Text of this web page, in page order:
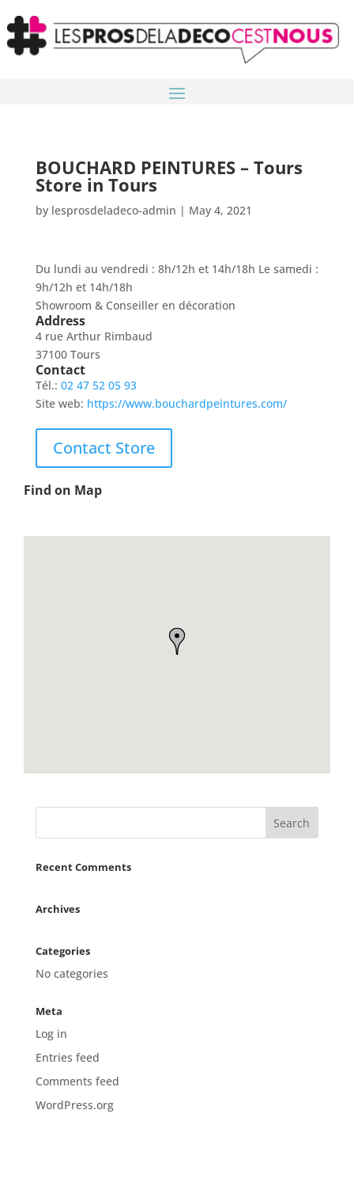
BOUCHARD PEINTURES – Tours
Store in Tours
by lesprosdeladeco-admin | May 4, 2021
Du lundi au vendredi : 8h/12h et 14h/18h Le samedi :
9h/12h et 14h/18h
Showroom & Conseiller en décoration
Address
4 rue Arthur Rimbaud
37100 Tours
Contact
Tél.: 02 47 52 05 93
Site web: https://www.bouchardpeintures.com/
Contact Store
Find on Map
Recent Comments
Archives
Categories
No categories
Meta
Log in
Entries feed
Comments feed
WordPress.org